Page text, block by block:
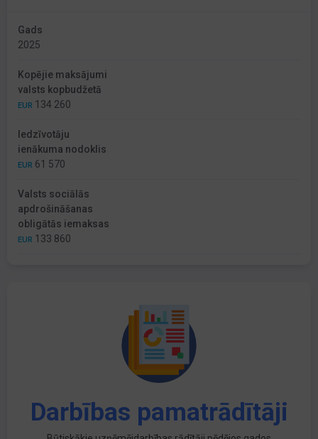
Gads
2025
Kopējie maksājumi
valsts kopbudžetā
EUR 134 260
Iedzīvotāju
ienākuma nodoklis
EUR 61 570
Valsts sociālās
apdrošināšanas
obligātās iemaksas
EUR 133 860
Darbības pamatrādītāji